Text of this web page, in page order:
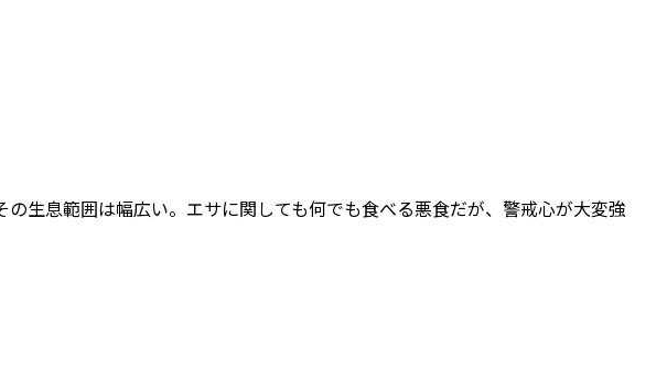
生息範囲は幅広い。エサに関しても何でも食べる悪食だが、警戒心が大変強